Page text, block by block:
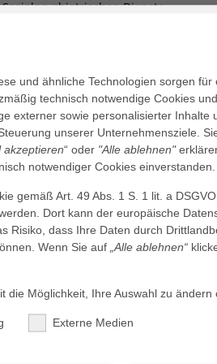
Dienste
Verden, der ZISS –
Medizin im Agaplesion
bis 20.00 Uhr im
ist kostenlos. Anmeldung
konfessionelle
Fakultät der Universität
nahezu das gesamte
und die professionelle Pflege
„Überregionales
und Gefäßzentrum sowie
besonderen Schwerpunkt
mit der Ausrichtung
zertifiziert. Die Chest Pain
für Kardiologie. Zum
sozialer Projekte
und ähnliche Technologien sorgen
technisch notwendige Cookies
externer sowie personalisierter Inhalte
unserer Unternehmensziele.
akzeptieren“ oder "Alle ablehnen"
notwendiger Cookies einverstanden.
gemäß Art. 49 Abs. 1 S. 1 lit. a
Dort kann der europäische
Risiko, dass Ihre Daten durch
Wenn Sie auf „Alle ablehnen“
die Möglichkeit, Ihre Auswahl zu ändern
Externe Medien